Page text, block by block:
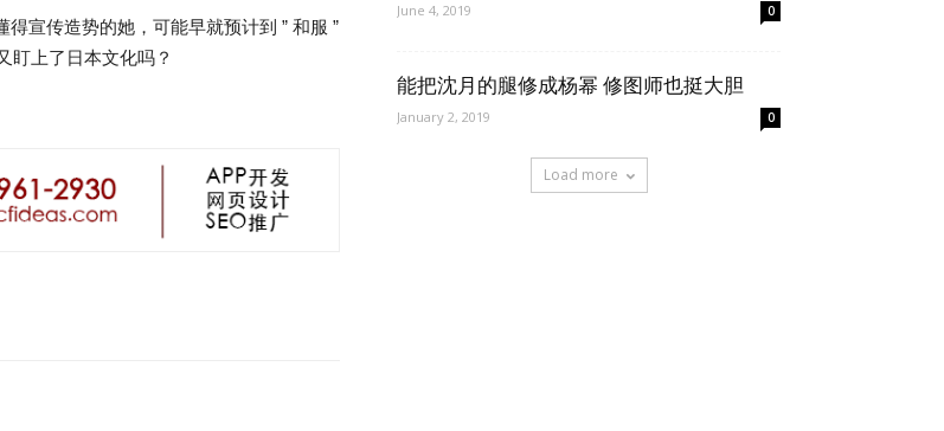
宣传造势的她，可能早就预计到 ” 和服 ”
盯上了日本文化吗？
June 4, 2019 0
能把沈月的腿修成杨幂 修图师也挺大胆
January 2, 2019 0
Load more